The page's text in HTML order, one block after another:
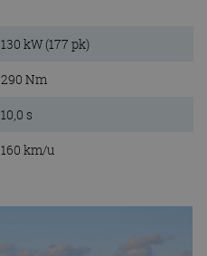
130 kW (177 pk)
290 Nm
10,0 s
160 km/u